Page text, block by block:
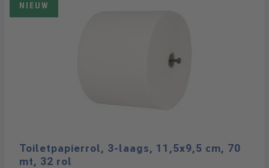
NIEUW
Toiletpapierrol, 3-laags, 11,5x9,5 cm, 70
mt, 32 rol